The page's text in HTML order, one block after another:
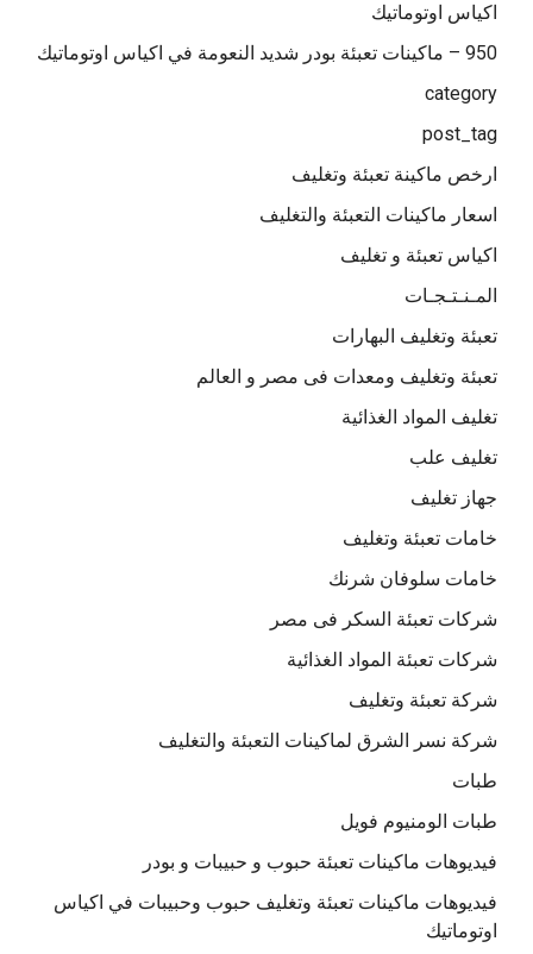
اكياس اوتوماتيك
950 – ماكينات تعبئة بودر شديد النعومة في اكياس اوتوماتيك
category
post_tag
ارخص ماكينة تعبئة وتغليف
اسعار ماكينات التعبئة والتغليف
اكياس تعبئة و تغليف
المـنـتـجـات
تعبئة وتغليف البهارات
تعبئة وتغليف ومعدات فى مصر و العالم
تغليف المواد الغذائية
تغليف علب
جهاز تغليف
خامات تعبئة وتغليف
خامات سلوفان شرنك
شركات تعبئة السكر فى مصر
شركات تعبئة المواد الغذائية
شركة تعبئة وتغليف
شركة نسر الشرق لماكينات التعبئة والتغليف
طبات
طبات الومنيوم فويل
فيديوهات ماكينات تعبئة حبوب و حبيبات و بودر
فيديوهات ماكينات تعبئة وتغليف حبوب وحبيبات في اكياس
اوتوماتيك